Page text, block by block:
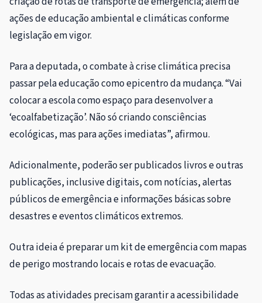
ações de educação ambiental e climáticas conforme
legislação em vigor.
Para a deputada, o combate à crise climática precisa
passar pela educação como epicentro da mudança. “Vai
colocar a escola como espaço para desenvolver a
‘ecoalfabetização’. Não só criando consciências
ecológicas, mas para ações imediatas”, afirmou.
Adicionalmente, poderão ser publicados livros e outras
publicações, inclusive digitais, com notícias, alertas
públicos de emergência e informações básicas sobre
desastres e eventos climáticos extremos.
Outra ideia é preparar um kit de emergência com mapas
de perigo mostrando locais e rotas de evacuação.
Todas as atividades precisam garantir a acessibilidade